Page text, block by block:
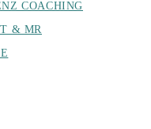
COACHING
& MR